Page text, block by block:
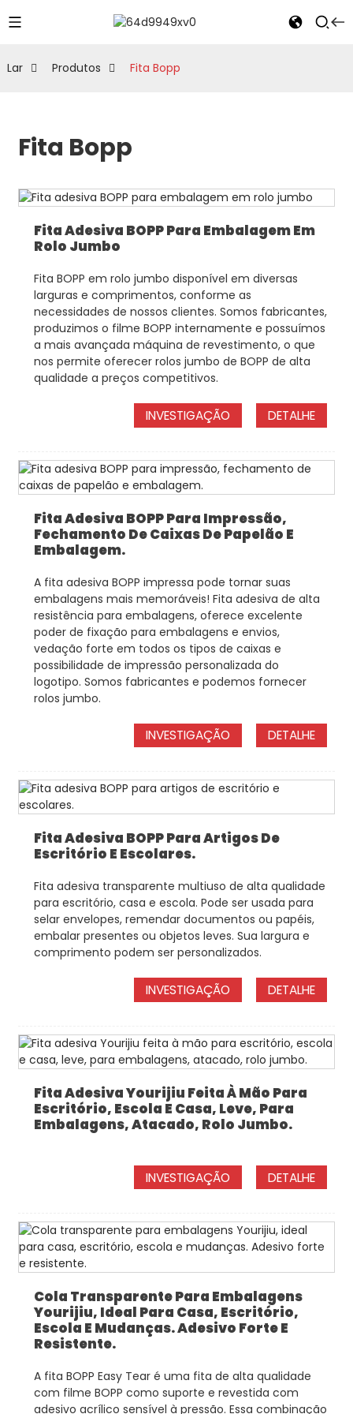
Lar Produtos Fita Bopp
Fita Bopp
Fita Adesiva BOPP Para Embalagem Em
Rolo Jumbo
Fita BOPP em rolo jumbo disponível em diversas
larguras e comprimentos, conforme as
necessidades de nossos clientes. Somos fabricantes,
produzimos o filme BOPP internamente e possuímos
a mais avançada máquina de revestimento, o que
nos permite oferecer rolos jumbo de BOPP de alta
qualidade a preços competitivos.
INVESTIGAÇÃO DETALHE
Fita Adesiva BOPP Para Impressão,
Fechamento De Caixas De Papelão E
Embalagem.
A fita adesiva BOPP impressa pode tornar suas
embalagens mais memoráveis! Fita adesiva de alta
resistência para embalagens, oferece excelente
poder de fixação para embalagens e envios,
vedação forte em todos os tipos de caixas e
possibilidade de impressão personalizada do
logotipo. Somos fabricantes e podemos fornecer
rolos jumbo.
INVESTIGAÇÃO DETALHE
Fita Adesiva BOPP Para Artigos De
Escritório E Escolares.
Fita adesiva transparente multiuso de alta qualidade
para escritório, casa e escola. Pode ser usada para
selar envelopes, remendar documentos ou papéis,
embalar presentes ou objetos leves. Sua largura e
comprimento podem ser personalizados.
INVESTIGAÇÃO DETALHE
Fita Adesiva Yourijiu Feita À Mão Para
Escritório, Escola E Casa, Leve, Para
Embalagens, Atacado, Rolo Jumbo.
INVESTIGAÇÃO DETALHE
Cola Transparente Para Embalagens
Yourijiu, Ideal Para Casa, Escritório,
Escola E Mudanças. Adesivo Forte E
Resistente.
A fita BOPP Easy Tear é uma fita de alta qualidade
com filme BOPP como suporte e revestida com
adesivo acrílico sensível à pressão. Essa combinação